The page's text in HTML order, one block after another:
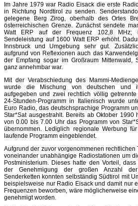
Im Jahre 1979 war Radio Eisack die erste
in Richtung Nordtirol zu senden.
gelegene Berg Zirog, oberhalb des Ortes
österreichischen Grenze. Zunächst sendete
Watt ERP auf der Frequenz 102,8
Sendeleistung auf 1600 Watt ERP erhöht.
Innsbruck und Umgebung sehr gut.
aufgrund von Reflexionen auch das
der Empfang sogar im Großraum Mittenwald,
ganz annehmbar war.
Mit der Verabschiedung des Mammi-
wurde die Mischung von deutschen und
aufgegeben und zwei rechtlich völlig
24-Stunden-Programm in Italienisch wurde
Euro Radio, das deutschsprachige Programm
Star*Sat ausgestrahlt. Bereits ab Oktober
von 0.00 bis 7.00 Uhr das Programm von
übernommen. Lediglich regionale Werbung
laufende Programm eingeblendet.
Aufgrund der zuvor vorgenommenen
voneinander unabhängige Radiostationen um
Postministerium. Dieses hatte den Vorteil,
der Genehmigung der großen Anzahl
Senderketten konnten selbständig Südtirol mit
beispielsweise nur Radio Eisack und damit nur
Frequenzen beworben, wäre möglicherweise
genehmigt worden.